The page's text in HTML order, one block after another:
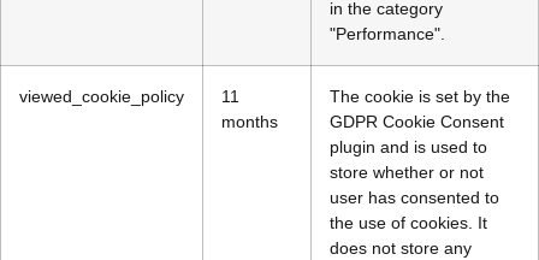
in the category
"Performance".
viewed_cookie_policy
11
months
The cookie is set by the
GDPR Cookie Consent
plugin and is used to
store whether or not
user has consented to
the use of cookies. It
does not store any